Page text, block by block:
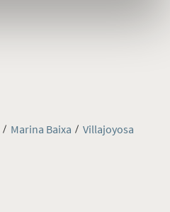
Marina Baixa Villajoyosa